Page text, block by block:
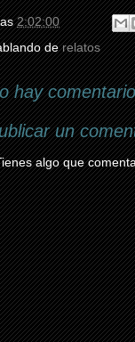
2:02:00
derelatos
hay
un
algo que